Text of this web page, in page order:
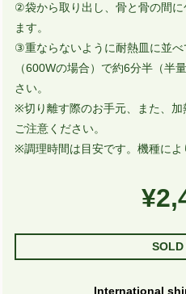
②袋から取り出し、骨と骨の間
ます。
③重ならないように耐熱皿に並
（600Wの場合）で約6分半（半
さい。
※切り離す際のお手元、また、
ご注意ください。
※調理時間は目安です。機種によ
SOLD
International